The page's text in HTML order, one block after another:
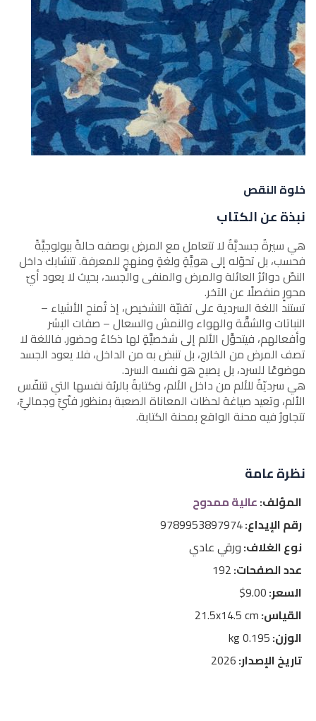
خلوة النقص
نبذة عن الكتاب
هي سيرةٌ جسديَّةٌ لا تتعامل مع المرضِ بوصفه حالةً بيولوجيَّةً
فحسب، بل تحوّله إلى هويَّةٍ ولغةٍ ومنهجٍ للمعرفة. تتشابك داخل
النصّ دوائرُ العائلة والمرض والمنفى والجسد، بحيث لا يعود أيّ
محورٍ منفصلًا عن الآخر.
​تستند اللغة السردية على تقنيّة التشخيص، إذ تُمنح الأشياء –
النباتات والشقَّة والهواء والنمش والسعال – صفات البشر
وأفعالهم، فيتحوَّل الألم إلى شخصيَّةٍ لها ذكاءٌ وحضور. فاللغة لا
تصف المرض من الخارج، بل تنبض به من الداخل، فلا يعود الجسد
موضوعًا للسرد، بل يصبح هو نفسه السرد.
​هي سرديّةٌ للألم من داخل الألم، وكتابةٌ بالرئة نفسها التي تتنفّس
الألم، وتعيد صياغة لحظات المعاناة الصعبة بمنظور فنّيٍّ وجماليٍّ،
تتجاورُ فيه محنة الواقع بمحنة الكتابة.
نظرة عامة
المؤلف:عالية ممدوح
رقم الإيداع:9789953897974
نوع الغلاف:ورقي عادي
عدد الصفحات:192
السعر:9.00$
القياس:21.5x14.5 cm
الوزن:0.195 kg
تاريخ الإصدار:2026